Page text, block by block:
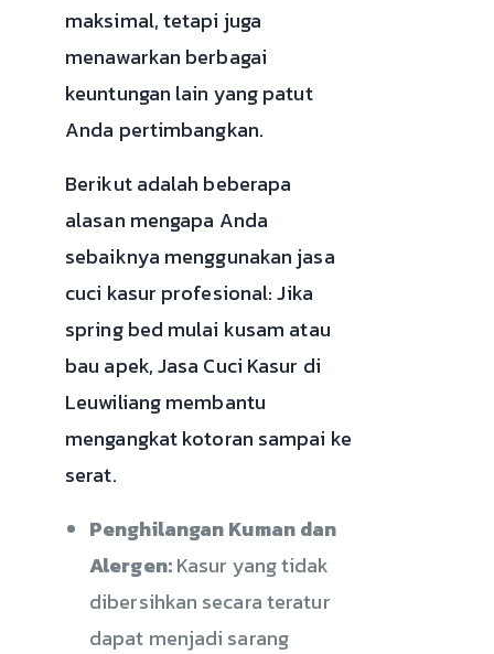
maksimal, tetapi juga
menawarkan berbagai
keuntungan lain yang patut
Anda pertimbangkan.
Berikut adalah beberapa
alasan mengapa Anda
sebaiknya menggunakan jasa
cuci kasur profesional: Jika
spring bed mulai kusam atau
bau apek, Jasa Cuci Kasur di
Leuwiliang membantu
mengangkat kotoran sampai ke
serat.
Penghilangan Kuman dan
Alergen:Kasur yang tidak
dibersihkan secara teratur
dapat menjadi sarang